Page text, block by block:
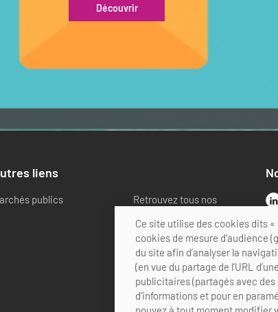
Découvrir
liens
publics
Retrouvez tous nos
Ce site utilise des cookies dits
cookies de mesure d’audience
du site afin d’analyser la
(en vue du partage de l’URL
publicitaires (partagés avec
d’informations et pour en